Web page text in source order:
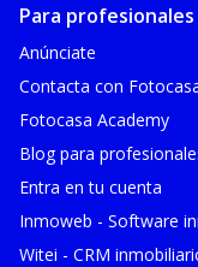
Para profesionales
Anúnciate
Contacta con
Fotocasa Academy
Blog para
Entra en tu cuenta
Inmoweb - Software
Witei - CRM